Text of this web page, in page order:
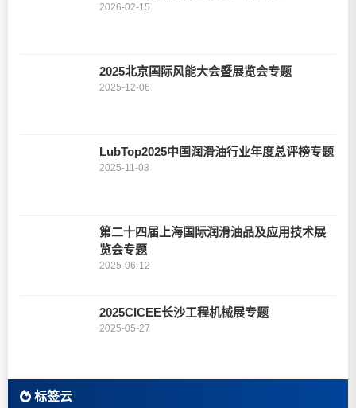
2026-02-15
2025北京国际风能大会暨展览会专题
2025-12-06
LubTop2025中国润滑油行业年度总评榜专题
2025-11-03
第二十四届上海国际润滑油品及应用技术展
览会专题
2025-06-12
2025CICEE长沙工程机械展专题
2025-05-27
标签云